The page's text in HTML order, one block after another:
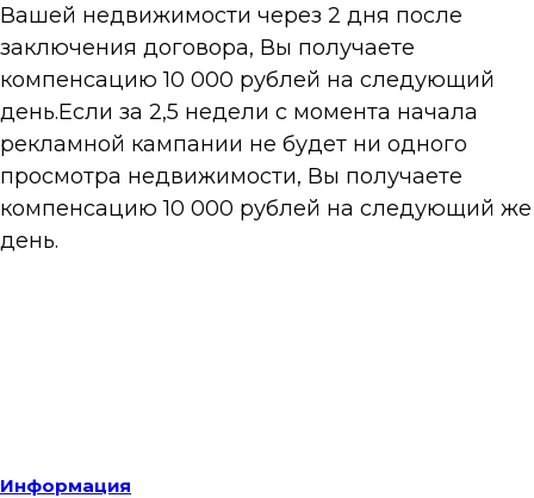
Вашей недвижимости через 2 дня после
заключения договора, Вы получаете
компенсацию 10 000 рублей на следующий
день.Если за 2,5 недели с момента начала
рекламной кампании не будет ни одного
просмотра недвижимости, Вы получаете
компенсацию 10 000 рублей на следующий же
день.
Информация